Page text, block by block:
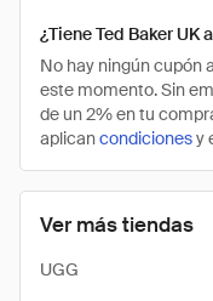
Ver más tiendas
UGG
¿Tiene Ted Baker
No hay ningún cupón
este momento. Sin
de un 2% en tu
aplicancondicionesy